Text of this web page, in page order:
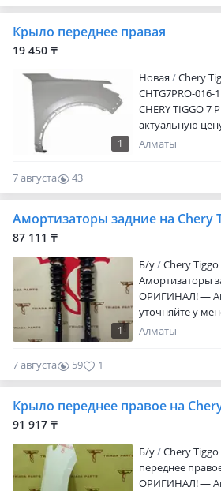
Крыло переднее правая
19 450 ₸
1
Новая Chery
CHTG7PRO-
CHERY TIGGO 7
актуальную
менеджера
Алматы
7 августа
43
0
Амортизаторы задние на Chery
87 111 ₸
1
Б/y Chery Tiggo
Амортизаторы
ОРИГИНАЛ! —
уточняйте у
все детали по
Отправим
Отправка в: —
Алматы
7 августа 59 1
Крыло переднее правое на
91 917 ₸
Б/y Chery Tiggo
переднее
ОРИГИНАЛ! —